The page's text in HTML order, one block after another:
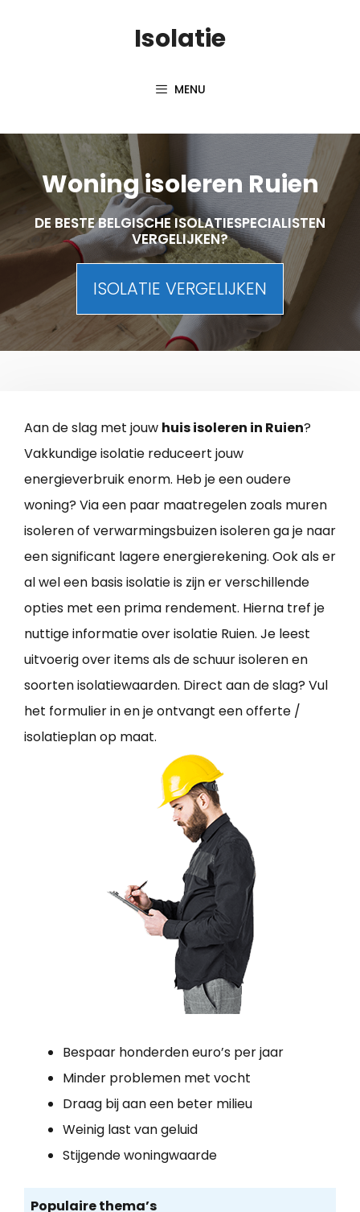
Isolatie
MENU
Woning isoleren Ruien
DE BESTE BELGISCHE ISOLATIESPECIALISTEN
VERGELIJKEN?
ISOLATIE VERGELIJKEN
Aan de slag met jouw huis isoleren in Ruien?
Vakkundige isolatie reduceert jouw
energieverbruik enorm. Heb je een oudere
woning? Via een paar maatregelen zoals muren
isoleren of verwarmingsbuizen isoleren ga je naar
een significant lagere energierekening. Ook als er
al wel een basis isolatie is zijn er verschillende
opties met een prima rendement. Hierna tref je
nuttige informatie over isolatie Ruien. Je leest
uitvoerig over items als de schuur isoleren en
soorten isolatiewaarden. Direct aan de slag? Vul
het formulier in en je ontvangt een offerte /
isolatieplan op maat.
Bespaar honderden euro’s per jaar
Minder problemen met vocht
Draag bij aan een beter milieu
Weinig last van geluid
Stijgende woningwaarde
Populaire thema’s